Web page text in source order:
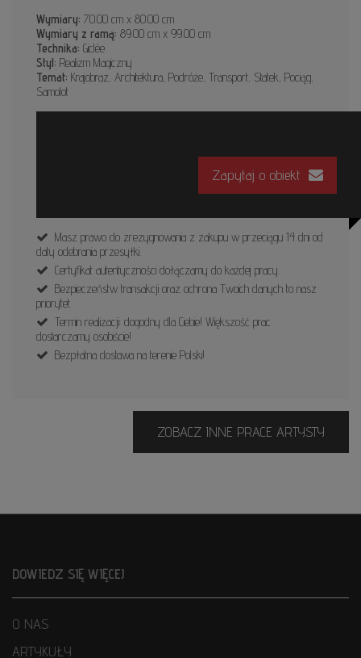
Wymiary: 70.00 cm x 80.00 cm
Wymiary z ramą: 89.00 cm x 99.00 cm
Technika: Giclée
Styl: Realizm Magiczny
Temat: Krajobraz, Architektura, Podróże, Transport, Statek, Pociąg,
Samolot
Zapytaj o obiekt
Masz prawo do zrezygnowania z zakupu w przeciągu 14 dni od
daty odebrania przesyłki.
Certyfikat autentyczności dołączamy do każdej pracy.
Bezpieczeństw transakcji oraz ochrona Twoich danych to nasz
priorytet.
Termin realizacji: dogodny dla Ciebie! Większość prac
dostarczamy osobiście!
Bezpłatna dostawa na terenie Polski!
ZOBACZ INNE PRACE ARTYSTY
DOWIEDZ SIĘ WIĘCEJ
O NAS
ARTYKUŁY